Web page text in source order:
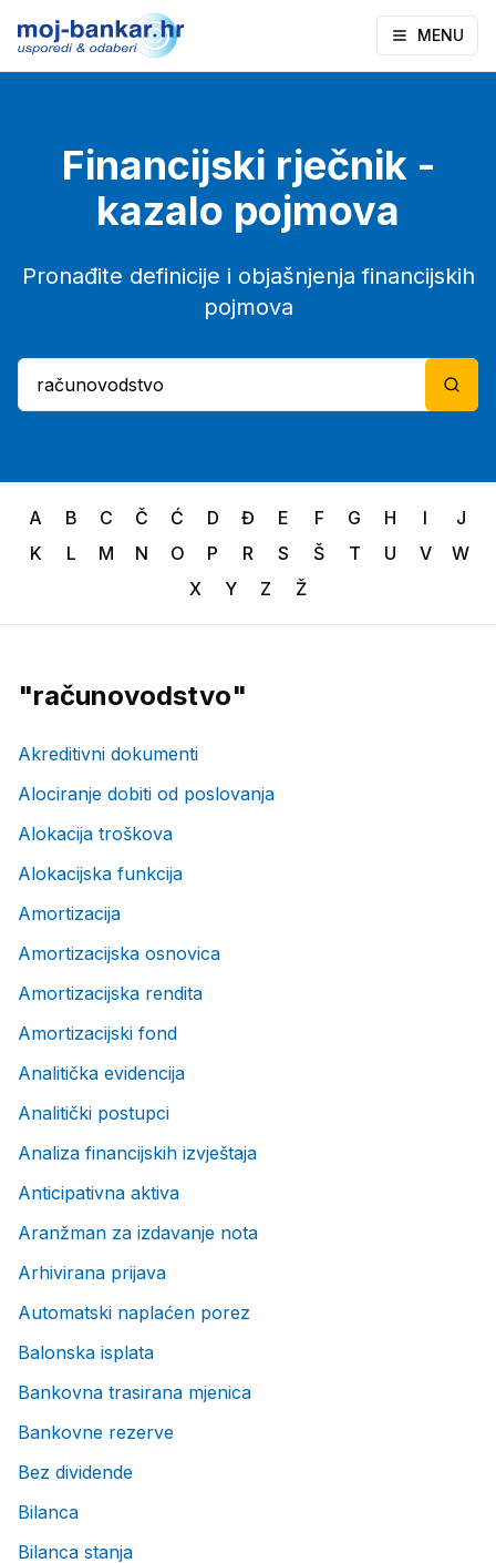
MENU
Financijski rječnik -
kazalo pojmova
Pronađite definicije i objašnjenja financijskih
pojmova
A B C Č Ć D Đ E F G H I
J
K
L M N O P R S Š T U V
W
X
Y Z Ž
"računovodstvo"
Akreditivni dokumenti
Alociranje dobiti od poslovanja
Alokacija troškova
Alokacijska funkcija
Amortizacija
Amortizacijska osnovica
Amortizacijska rendita
Amortizacijski fond
Analitička evidencija
Analitički postupci
Analiza financijskih izvještaja
Anticipativna aktiva
Aranžman za izdavanje nota
Arhivirana prijava
Automatski naplaćen porez
Balonska isplata
Bankovna trasirana mjenica
Bankovne rezerve
Bez dividende
Bilanca
Bilanca stanja